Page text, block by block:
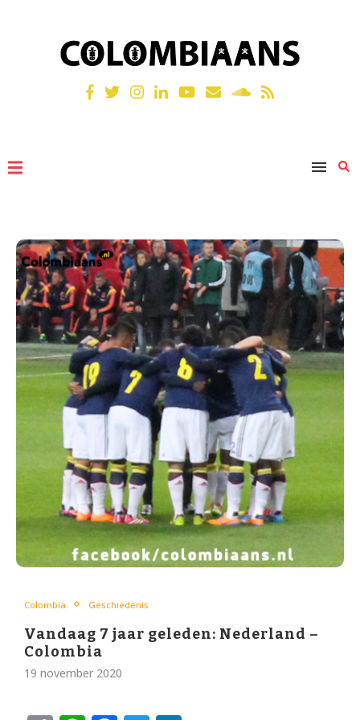
Colombia Geschiedenis
Vandaag 7 jaar geleden: Nederland –
Colombia
19 november 2020